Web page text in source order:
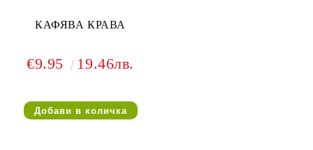
КАФЯВА КРАВА
€9.95 19.46лв.